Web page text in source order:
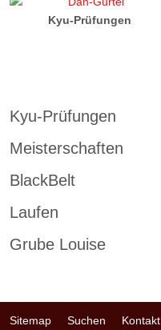
Kyu-Prüfungen
Kyu-Prüfungen
Meisterschaften
BlackBelt
Laufen
Grube Louise
Sitemap Suchen Kontakt